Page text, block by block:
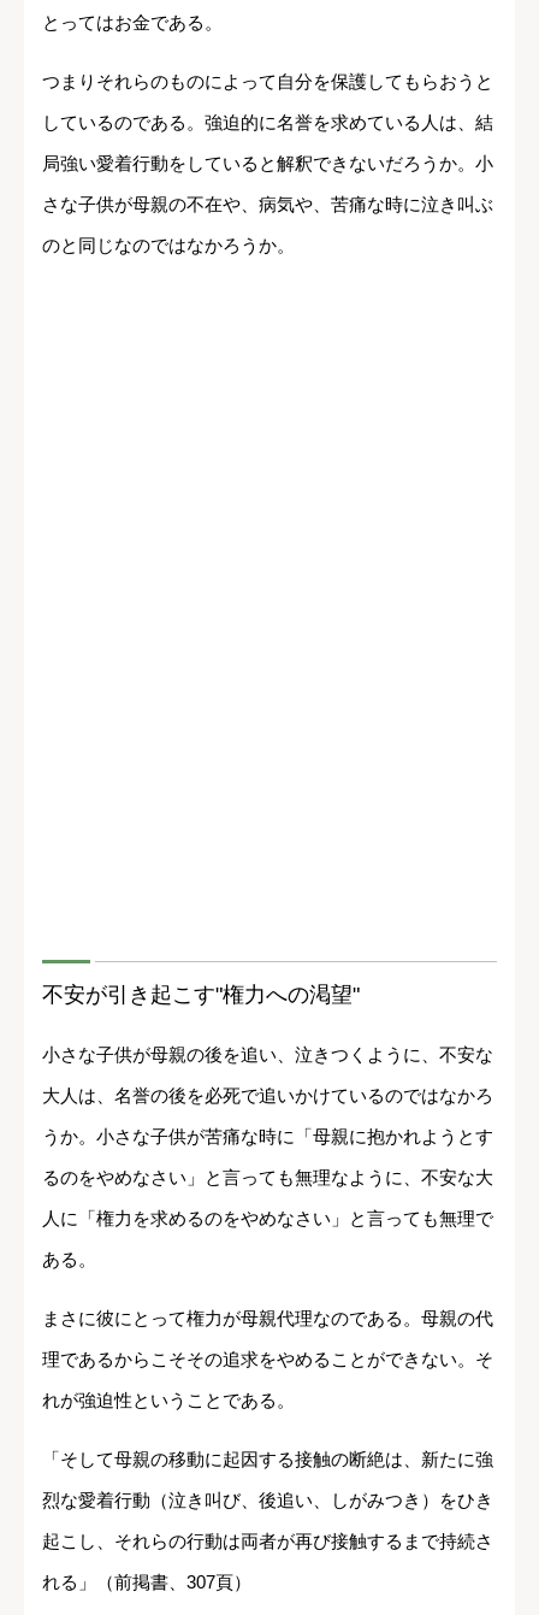
とってはお金である。
つまりそれらのものによって自分を保護してもらおうと
しているのである。強迫的に名誉を求めている人は、結
局強い愛着行動をしていると解釈できないだろうか。小
さな子供が母親の不在や、病気や、苦痛な時に泣き叫ぶ
のと同じなのではなかろうか。
不安が引き起こす"権力への渇望"
小さな子供が母親の後を追い、泣きつくように、不安な
大人は、名誉の後を必死で追いかけているのではなかろ
うか。小さな子供が苦痛な時に「母親に抱かれようとす
るのをやめなさい」と言っても無理なように、不安な大
人に「権力を求めるのをやめなさい」と言っても無理で
ある。
まさに彼にとって権力が母親代理なのである。母親の代
理であるからこそその追求をやめることができない。そ
れが強迫性ということである。
「そして母親の移動に起因する接触の断絶は、新たに強
烈な愛着行動（泣き叫び、後追い、しがみつき）をひき
起こし、それらの行動は両者が再び接触するまで持続さ
れる」（前掲書、307頁）